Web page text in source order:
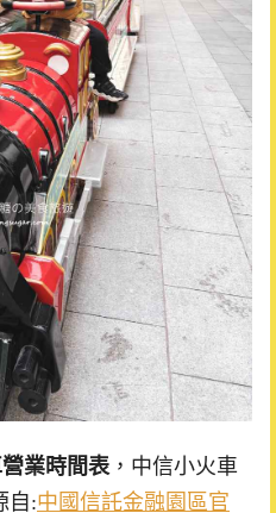
業時間表，中信小火車
自:中國信託金融園區官